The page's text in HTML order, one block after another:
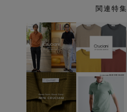
関連特集